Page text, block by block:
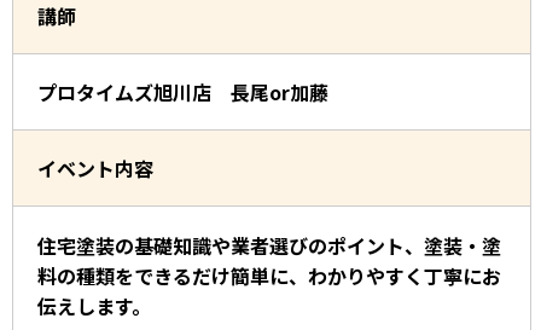
講師
プロタイムズ旭川店 長尾or加藤
イベント内容
住宅塗装の基礎知識や業者選びのポイント、塗装・塗
料の種類をできるだけ簡単に、わかりやすく丁寧にお
伝えします。